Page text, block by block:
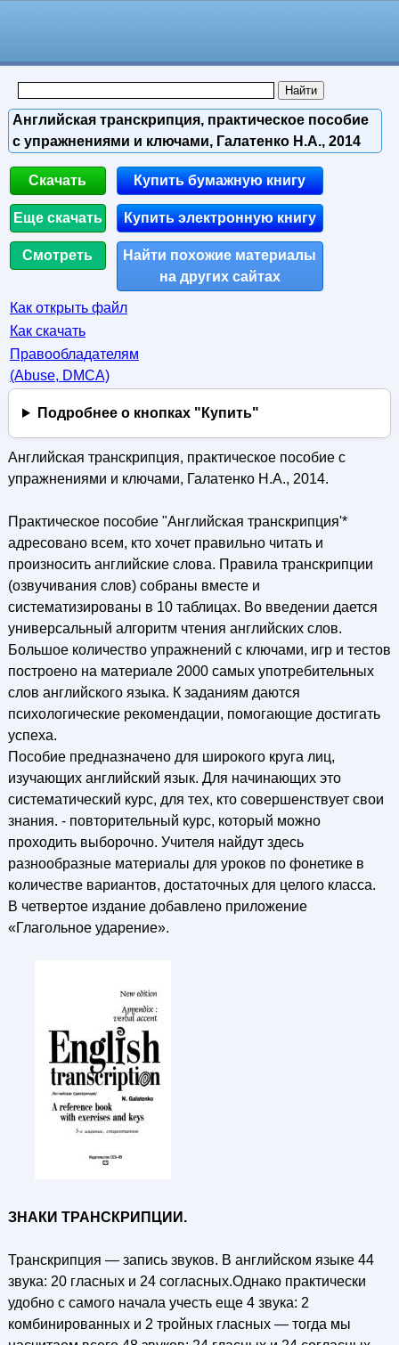
Английская транскрипция, практическое пособие
с упражнениями и ключами, Галатенко Н.А., 2014
Скачать
Еще скачать
Смотреть
Купить бумажную книгу
Купить электронную книгу
Найти похожие материалы
на других сайтах
Как открыть файл
Как скачать
Правообладателям
(Abuse, DMСA)
Подробнее о кнопках "Купить"
Английская транскрипция, практическое пособие с
упражнениями и ключами, Галатенко Н.А., 2014.
Практическое пособие "Английская транскрипция'*
адресовано всем, кто хочет правильно читать и
произносить английские слова. Правила транскрипции
(озвучивания слов) собраны вместе и
систематизированы в 10 таблицах. Во введении дается
универсальный алгоритм чтения английских слов.
Большое количество упражнений с ключами, игр и тестов
построено на материале 2000 самых употребительных
слов английского языка. К заданиям даются
психологические рекомендации, помогающие достигать
успеха.
Пособие предназначено для широкого круга лиц,
изучающих английский язык. Для начинающих это
систематический курс, для тех, кто совершенствует свои
знания. - повторительный курс, который можно
проходить выборочно. Учителя найдут здесь
разнообразные материалы для уроков по фонетике в
количестве вариантов, достаточных для целого класса.
В четвертое издание добавлено приложение
«Глагольное ударение».
ЗНАКИ ТРАНСКРИПЦИИ.
Транскрипция — запись звуков. В английском языке 44
звука: 20 гласных и 24 согласных.Однако практически
удобно с самого начала учесть еще 4 звука: 2
комбинированных и 2 тройных гласных — тогда мы